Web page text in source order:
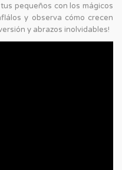
pequeños con los mágicos
y observa cómo crecen
y abrazos inolvidables!